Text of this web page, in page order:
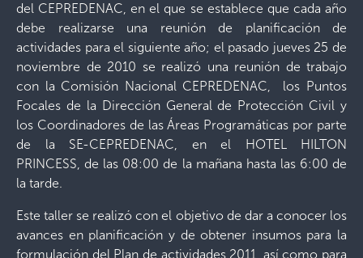
del CEPREDENAC, en el que se establece que cada año
debe realizarse una reunión de planificación de
actividades para el siguiente año; el pasado jueves 25 de
noviembre de 2010 se realizó una reunión de trabajo
con la Comisión Nacional CEPREDENAC, los Puntos
Focales de la Dirección General de Protección Civil y
los Coordinadores de las Áreas Programáticas por parte
de la SE-CEPREDENAC, en el HOTEL HILTON
PRINCESS, de las 08:00 de la mañana hasta las 6:00 de
la tarde.
Este taller se realizó con el objetivo de dar a conocer los
avances en planificación y de obtener insumos para la
formulación del Plan de actividades 2011, así como para